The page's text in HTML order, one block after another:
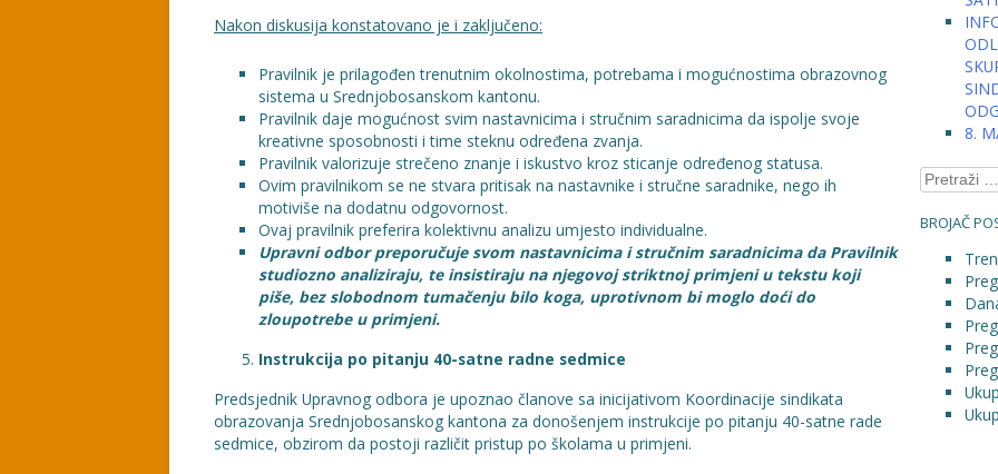
Nakon diskusija konstatovano je i zaključeno:
Pravilnik je prilagođen trenutnim okolnostima, potrebama i mogućnostima obrazovnog
sistema u Srednjobosanskom kantonu.
Pravilnik daje mogućnost svim nastavnicima i stručnim saradnicima da ispolje svoje
kreativne sposobnosti i time steknu određena zvanja.
Pravilnik valorizuje strečeno znanje i iskustvo kroz sticanje određenog statusa.
Ovim pravilnikom se ne stvara pritisak na nastavnike i stručne saradnike, nego ih
motiviše na dodatnu odgovornost.
Ovaj pravilnik preferira kolektivnu analizu umjesto individualne.
Upravni odbor preporučuje svom nastavnicima i stručnim saradnicima da Pravilnik
studiozno analiziraju, te insistiraju na njegovoj striktnoj primjeni u tekstu koji
piše, bez slobodnom tumačenju bilo koga, uprotivnom bi moglo doći do
zloupotrebe u primjeni.
Instrukcija po pitanju 40-satne radne sedmice
Predsjednik Upravnog odbora je upoznao članove sa inicijativom Koordinacije sindikata
obrazovanja Srednjobosanskog kantona za donošenjem instrukcije po pitanju 40-satne rade
sedmice, obzirom da postoji različit pristup po školama u primjeni.
8.
Pretraga:
BROJAČ